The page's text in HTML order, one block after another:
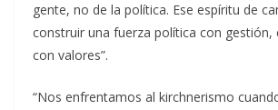
gente, no de la política. Ese espíritu de
construir una fuerza política con gestión,
con valores”.
“Nos enfrentamos al kirchnerismo